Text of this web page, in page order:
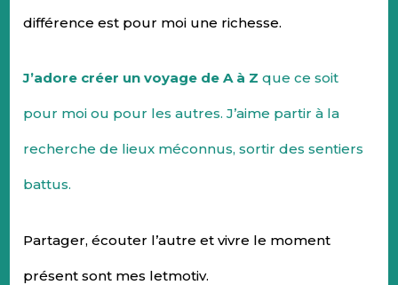
différence est pour moi une richesse.
J’adore créer un voyage de A à Z que ce soit
pour moi ou pour les autres. J’aime partir à la
recherche de lieux méconnus, sortir des sentiers
battus.
Partager, écouter l’autre et vivre le moment
présent sont mes letmotiv.